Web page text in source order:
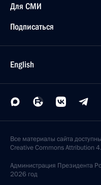
Для СМИ
Подписаться
English
Все материалы сайта
Creative Commons Attribution
Администрация Президента
2026 год